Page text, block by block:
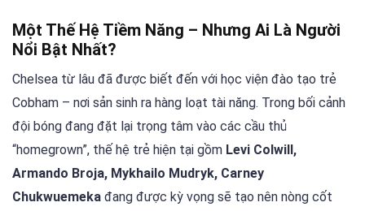
Một Thế Hệ Tiềm Năng – Nhưng Ai Là Người
Nổi Bật Nhất?
Chelsea từ lâu đã được biết đến với học viện đào tạo trẻ
Cobham – nơi sản sinh ra hàng loạt tài năng. Trong bối cảnh
đội bóng đang đặt lại trọng tâm vào các cầu thủ
“homegrown”, thế hệ trẻ hiện tại gồm Levi Colwill,
Armando Broja, Mykhailo Mudryk, Carney
Chukwuemeka đang được kỳ vọng sẽ tạo nên nòng cốt